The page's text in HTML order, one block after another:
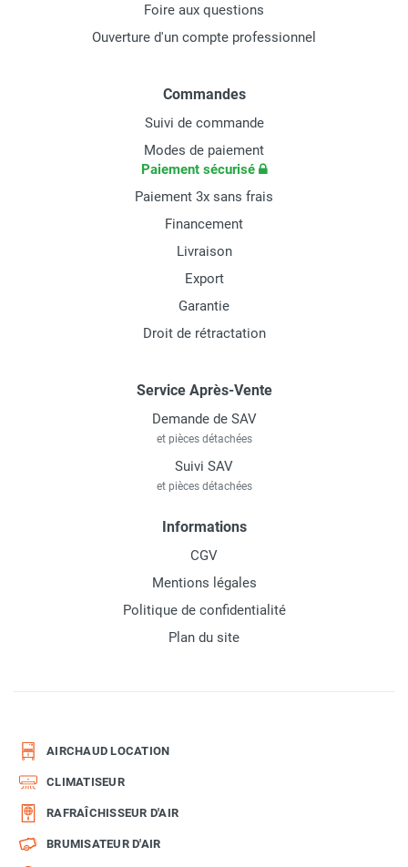
Foire aux questions
Ouverture d'un compte professionnel
Commandes
Suivi de commande
Modes de paiement
Paiement sécurisé
Paiement 3x sans frais
Financement
Livraison
Export
Garantie
Droit de rétractation
Service Après-Vente
Demande de SAV
et pièces détachées
Suivi SAV
et pièces détachées
Informations
CGV
Mentions légales
Politique de confidentialité
Plan du site
AIRCHAUD LOCATION
CLIMATISEUR
RAFRAÎCHISSEUR D'AIR
BRUMISATEUR D'AIR